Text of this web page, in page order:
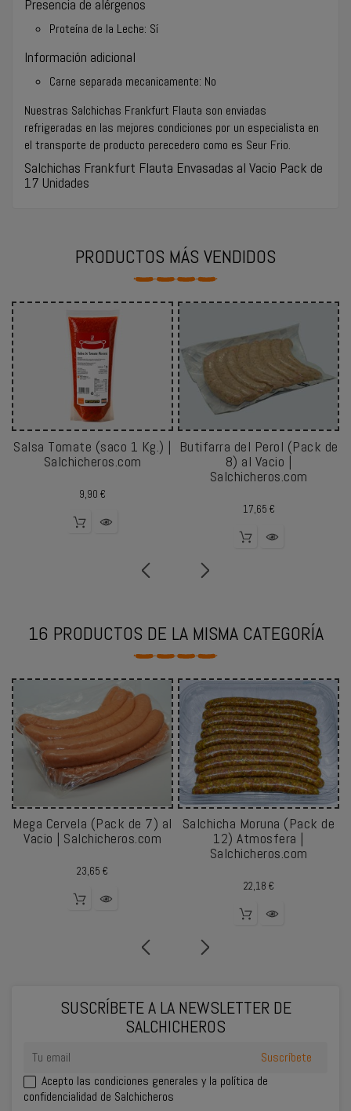
Presencia de alérgenos
Proteína de la Leche: Sí
Información adicional
Carne separada mecanicamente: No
Nuestras Salchichas Frankfurt Flauta son enviadas
refrigeradas en las mejores condiciones por un especialista en
el transporte de producto perecedero como es Seur Frio.
Salchichas Frankfurt Flauta Envasadas al Vacio Pack de
17 Unidades
PRODUCTOS MÁS VENDIDOS
Salsa Tomate (saco 1 Kg.) |
Salchicheros.com
9,90 €
Butifarra del Perol (Pack de
8) al Vacio |
Salchicheros.com
17,65 €Precio
16 PRODUCTOS DE LA MISMA CATEGORÍA
Mega Cervela (Pack de 7) al
Vacio | Salchicheros.com
23,65 €
Salchicha Moruna (Pack de
12) Atmosfera |
Salchicheros.com
22,18 €Precio
SUSCRÍBETE A LA NEWSLETTER DE
SALCHICHEROS
Acepto las condiciones generales y la política de
confidencialidad de Salchicheros